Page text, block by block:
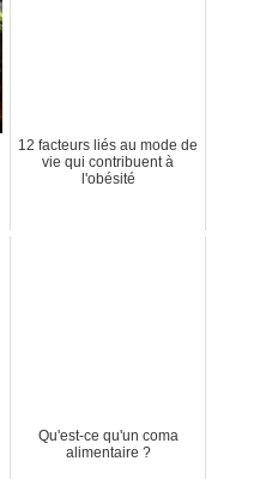
12 facteurs liés au mode de
vie qui contribuent à
l'obésité
Qu'est-ce qu'un coma
alimentaire ?